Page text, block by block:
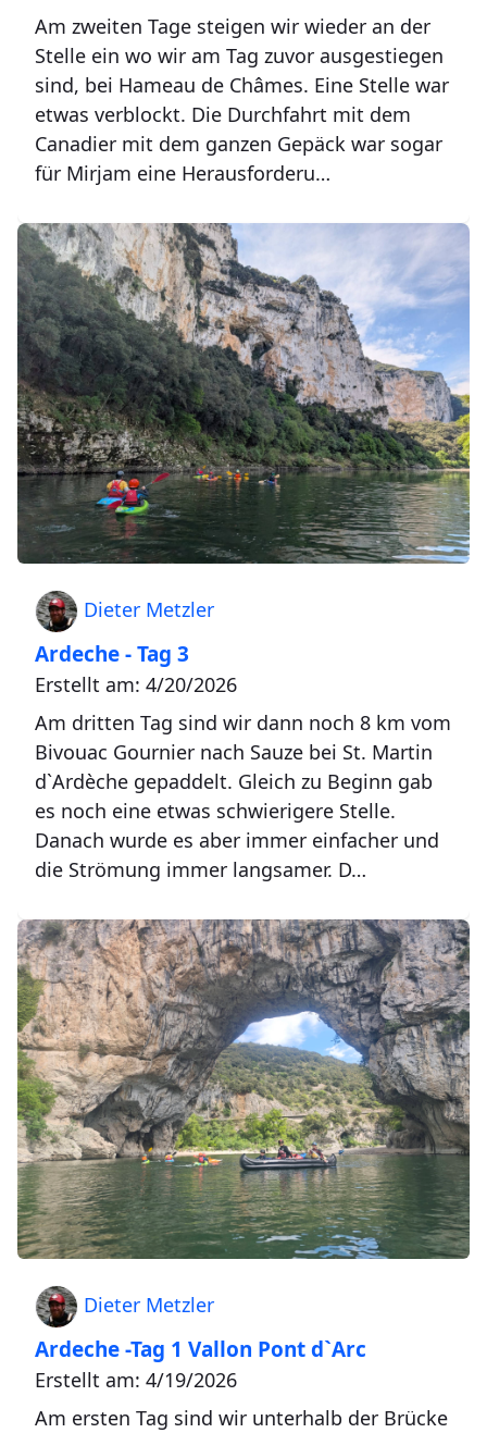
Am zweiten Tage steigen wir wieder an der
Stelle ein wo wir am Tag zuvor ausgestiegen
sind, bei Hameau de Châmes. Eine Stelle war
etwas verblockt. Die Durchfahrt mit dem
Canadier mit dem ganzen Gepäck war sogar
für Mirjam eine Herausforderu…
Dieter Metzler
Ardeche - Tag 3
Erstellt am: 4/20/2026
Am dritten Tag sind wir dann noch 8 km vom
Bivouac Gournier nach Sauze bei St. Martin
d`Ardèche gepaddelt. Gleich zu Beginn gab
es noch eine etwas schwierigere Stelle.
Danach wurde es aber immer einfacher und
die Strömung immer langsamer. D…
Dieter Metzler
Ardeche -Tag 1 Vallon Pont d`Arc
Erstellt am: 4/19/2026
Am ersten Tag sind wir unterhalb der Brücke